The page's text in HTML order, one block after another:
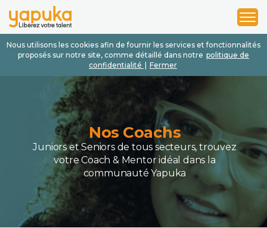
Nous utilisons les cookies afin de fournir les services et fonctionnalités
proposés sur notre site, comme détaillé dans notre politique de
confidentialité
Fermer
1
2
3
Nos Coachs
Juniors et Seniors de tous secteurs, trouvez
votre Coach & Mentor idéal dans la
communauté Yapuka